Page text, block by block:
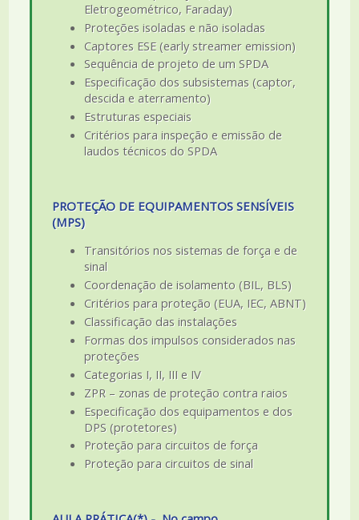
Eletrogeométrico, Faraday)
Proteções isoladas e não isoladas
Captores ESE (early streamer emission)
Sequência de projeto de um SPDA
Especificação dos subsistemas (captor,
descida e aterramento)
Estruturas especiais
Critérios para inspeção e emissão de
laudos técnicos do SPDA
PROTEÇÃO DE EQUIPAMENTOS SENSÍVEIS
(MPS)
Transitórios nos sistemas de força e de
sinal
Coordenação de isolamento (BIL, BLS)
Critérios para proteção (EUA, IEC, ABNT)
Classificação das instalações
Formas dos impulsos considerados nas
proteções
Categorias I, II, III e IV
ZPR – zonas de proteção contra raios
Especificação dos equipamentos e dos
DPS (protetores)
Proteção para circuitos de força
Proteção para circuitos de sinal